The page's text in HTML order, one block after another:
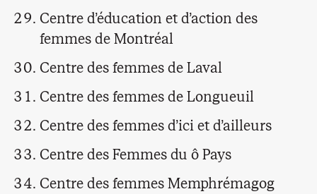
Centre d’éducation et d’action des
femmes de Montréal
Centre des femmes de Laval
Centre des femmes de Longueuil
Centre des femmes d’ici et d’ailleurs
Centre des Femmes du ô Pays
Centre des femmes Memphrémagog